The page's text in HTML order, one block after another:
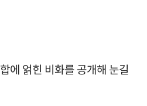
에 얽힌 비화를 공개해 눈길